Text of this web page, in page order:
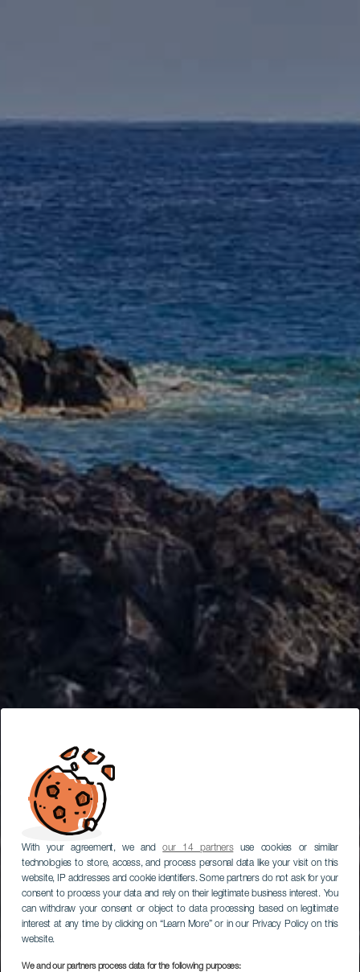
With your agreement, we andour 14 partnersuse cookies or similar
technologies to store, access, and process personal data like your visit on this
website, IP addresses and cookie identifiers. Some partners do not ask for your
consent to process your data and rely on their legitimate business interest. You
can withdraw your consent or object to data processing based on legitimate
interest at any time by clicking on “Learn More” or in our Privacy Policy on this
website.
We and our partners process data for the following purposes: